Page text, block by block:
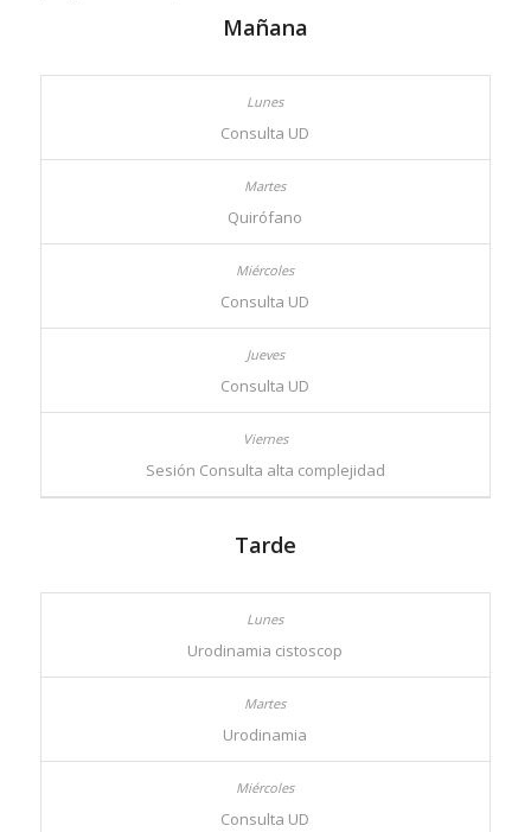
Mañana
Consulta UD
Quirófano
Consulta UD
Consulta UD
Sesión Consulta alta complejidad
Tarde
Urodinamia cistoscop
Urodinamia
Consulta UD